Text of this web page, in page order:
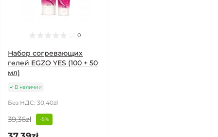
0
Набор согревающих
гелей EGZO YES (100 + 50
мл)
В наличии
Без НДС: 30,40zł
39,36zł -5%